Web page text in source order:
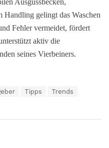
Handling gelingt das Waschen
Fehler vermeidet, fördert
aktiv die
seines Vierbeiners.
Tipps
Trends